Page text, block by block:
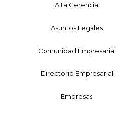
Alta Gerencia
Asuntos Legales
Comunidad Empresarial
Directorio Empresarial
Empresas